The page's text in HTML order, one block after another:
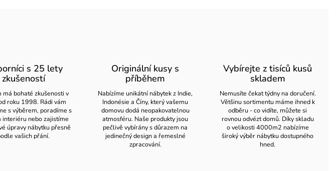
s 25 lety
zkušeností
má bohaté zkušenosti v
roku 1998. Rádi vám
s výběrem, poradíme s
interiéru nebo zajistíme
úpravy nábytku přesně
vašich přání.
Originální kusy s
příběhem
Nabízíme unikátní nábytek z Indie,
Indonésie a Číny, který vašemu
domovu dodá neopakovatelnou
atmosféru. Naše produkty jsou
pečlivě vybírány s důrazem na
jedinečný design a řemeslné
zpracování.
Vybírejte z tisíců kusů
skladem
Nemusíte čekat týdny na doručení.
Většinu sortimentu máme ihned k
odběru - co vidíte, můžete si
rovnou odvézt domů. Díky skladu
o velikosti 4000m2 nabízíme
široký výběr nábytku dostupného
hned.